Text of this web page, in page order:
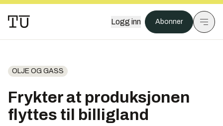
Logg inn Abonner
OLJE OG GASS
Frykter at produksjonen
flyttes til billigland